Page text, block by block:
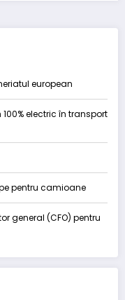
european
electric în transport
pentru camioane
general (CFO) pentru